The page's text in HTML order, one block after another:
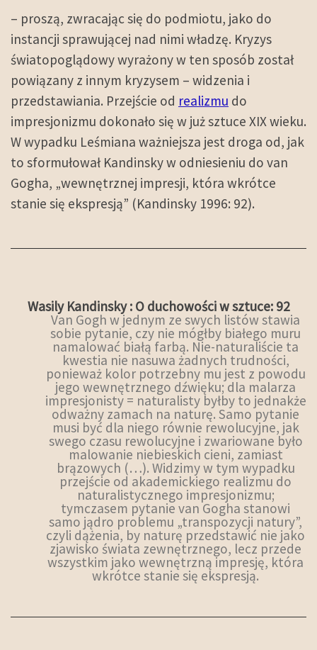
– proszą, zwracając się do podmiotu, jako do
instancji sprawującej nad nimi władzę. Kryzys
światopoglądowy wyrażony w ten sposób został
powiązany z innym kryzysem – widzenia i
przedstawiania. Przejście od realizmu do
impresjonizmu dokonało się w już sztuce XIX wieku.
W wypadku Leśmiana ważniejsza jest droga od, jak
to sformułował Kandinsky w odniesieniu do van
Gogha, „wewnętrznej impresji, która wkrótce
stanie się ekspresją” (Kandinsky 1996: 92).
Wasily Kandinsky : O duchowości w sztuce: 92
Van Gogh w jednym ze swych listów stawia
sobie pytanie, czy nie mógłby białego muru
namalować białą farbą. Nie-naturaliście ta
kwestia nie nasuwa żadnych trudności,
ponieważ kolor potrzebny mu jest z powodu
jego wewnętrznego dźwięku; dla malarza
impresjonisty = naturalisty byłby to jednakże
odważny zamach na naturę. Samo pytanie
musi być dla niego równie rewolucyjne, jak
swego czasu rewolucyjne i zwariowane było
malowanie niebieskich cieni, zamiast
brązowych (…). Widzimy w tym wypadku
przejście od akademickiego realizmu do
naturalistycznego impresjonizmu;
tymczasem pytanie van Gogha stanowi
samo jądro problemu „transpozycji natury”,
czyli dążenia, by naturę przedstawić nie jako
zjawisko świata zewnętrznego, lecz przede
wszystkim jako wewnętrzną impresję, która
wkrótce stanie się ekspresją.